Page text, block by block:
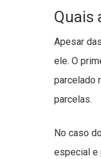
Quais
Apesar
ele. O
parcelado
parcelas.
No caso
especial e